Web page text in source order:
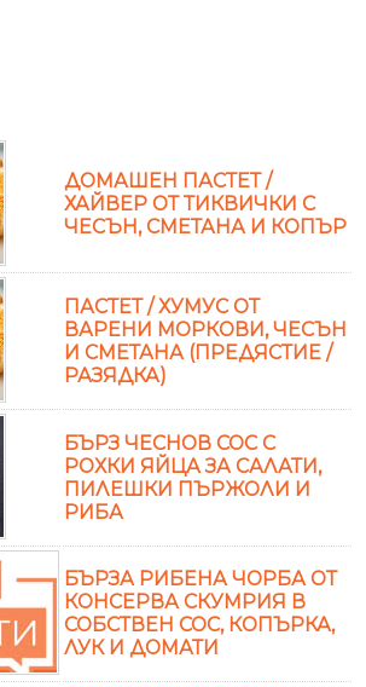
ДОМАШЕН ПАСТЕТ /
ХАЙВЕР ОТ ТИКВИЧКИ С
ЧЕСЪН, СМЕТАНА И КОПЪР
ПАСТЕТ / ХУМУС ОТ
ВАРЕНИ МОРКОВИ, ЧЕСЪН
И СМЕТАНА (ПРЕДЯСТИЕ /
РАЗЯДКА)
БЪРЗ ЧЕСНОВ СОС С
РОХКИ ЯЙЦА ЗА САЛАТИ,
ПИЛЕШКИ ПЪРЖОЛИ И
РИБА
БЪРЗА РИБЕНА ЧОРБА ОТ
КОНСЕРВА СКУМРИЯ В
СОБСТВЕН СОС, КОПЪРКА,
ЛУК И ДОМАТИ